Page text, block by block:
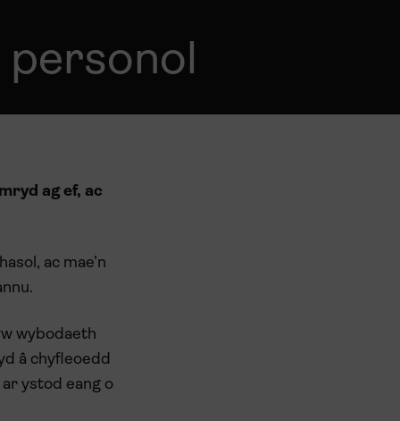
ag ef, ac
ac mae’n
wybodaeth
â chyfleoedd
ystod eang o